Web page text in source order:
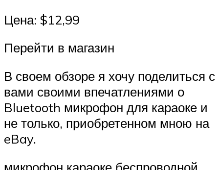
Цена: $12,99
Перейти в магазин
В своем обзоре я хочу поделиться с
вами своими впечатлениями о
Bluetooth микрофон для караоке и
не только, приобретенном мною на
eBay.